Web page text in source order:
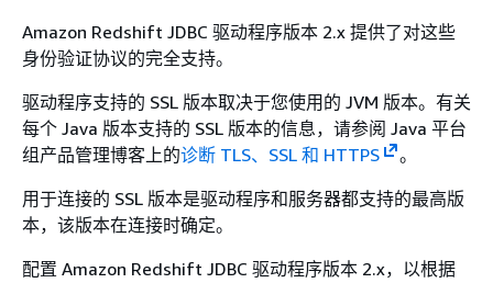
Amazon Redshift JDBC 驱动程序版本 2.x 提供了对这些
身份验证协议的完全支持。
驱动程序支持的 SSL 版本取决于您使用的 JVM 版本。有关
每个 Java 版本支持的 SSL 版本的信息，请参阅 Java 平台
组产品管理博客上的诊断 TLS、SSL 和 HTTPS
。
用于连接的 SSL 版本是驱动程序和服务器都支持的最高版
本，该版本在连接时确定。
配置 Amazon Redshift JDBC 驱动程序版本 2.x，以根据